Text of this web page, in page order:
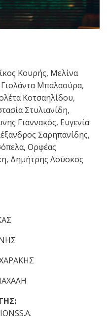
Κουρής, Μελίνα
Μπαλαούρα,
Κοτσαηλίδου,
Στυλιανίδη,
Γιαννακός, Ευγενία
Σαρηπανίδης,
Ορφέας
Δημήτρης Λούσκος